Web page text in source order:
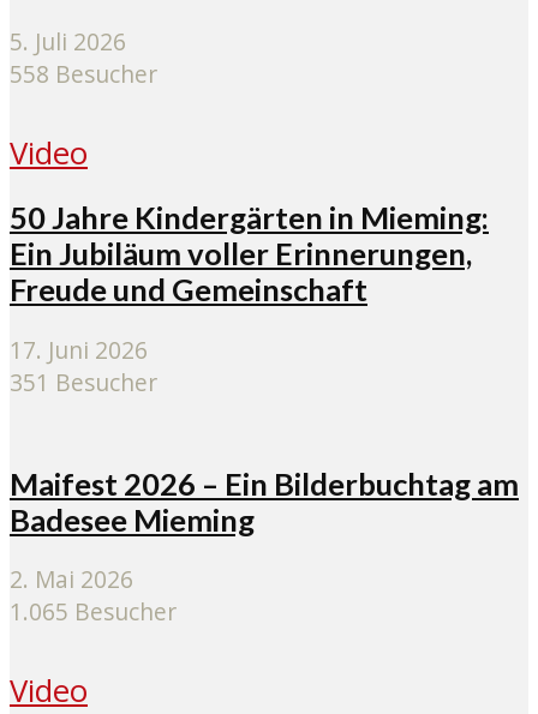
5. Juli 2026
558 Besucher
Video
50 Jahre Kindergärten in Mieming:
Ein Jubiläum voller Erinnerungen,
Freude und Gemeinschaft
17. Juni 2026
351 Besucher
Maifest 2026 – Ein Bilderbuchtag am
Badesee Mieming
2. Mai 2026
1.065 Besucher
Video